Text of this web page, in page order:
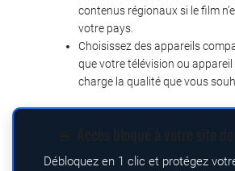
contenus régionaux si le film
votre pays.
Choisissez des appareils
que votre télévision ou
charge la qualité que vous
Débloquez en 1 clic et protégez